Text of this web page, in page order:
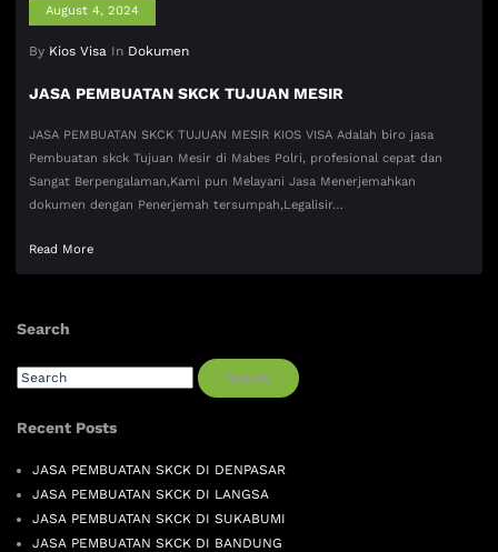
August 4, 2024
By Kios Visa In Dokumen
JASA PEMBUATAN SKCK TUJUAN MESIR
JASA PEMBUATAN SKCK TUJUAN MESIR KIOS VISA Adalah biro jasa
Pembuatan skck Tujuan Mesir di Mabes Polri, profesional cepat dan
Sangat Berpengalaman,Kami pun Melayani Jasa Menerjemahkan
dokumen dengan Penerjemah tersumpah,Legalisir…
Read More
Search
Search
Recent Posts
JASA PEMBUATAN SKCK DI DENPASAR
JASA PEMBUATAN SKCK DI LANGSA
JASA PEMBUATAN SKCK DI SUKABUMI
JASA PEMBUATAN SKCK DI BANDUNG